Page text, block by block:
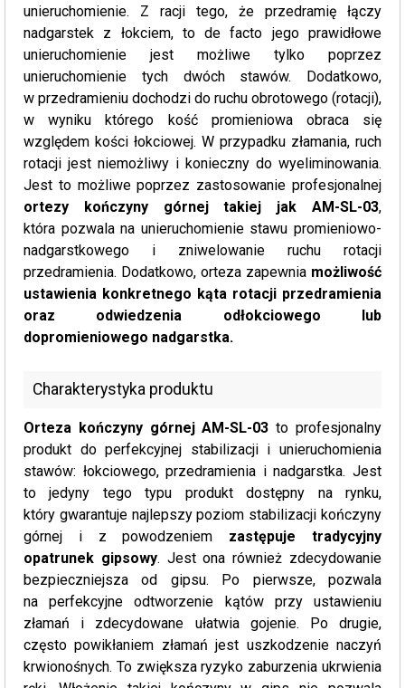
unieruchomienie. Z racji tego, że przedramię łączy
nadgarstek z łokciem, to de facto jego prawidłowe
unieruchomienie jest możliwe tylko poprzez
unieruchomienie tych dwóch stawów. Dodatkowo,
w przedramieniu dochodzi do ruchu obrotowego (rotacji),
w wyniku którego kość promieniowa obraca się
względem kości łokciowej. W przypadku złamania, ruch
rotacji jest niemożliwy i konieczny do wyeliminowania.
Jest to możliwe poprzez zastosowanie profesjonalnej
ortezy kończyny górnej takiej jak AM-SL-03,
która pozwala na unieruchomienie stawu promieniowo-
nadgarstkowego i zniwelowanie ruchu rotacji
przedramienia. Dodatkowo, orteza zapewnia możliwość
ustawienia konkretnego kąta rotacji przedramienia
oraz odwiedzenia odłokciowego lub
dopromieniowego nadgarstka.
Charakterystyka produktu
Orteza kończyny górnej AM-SL-03 to profesjonalny
produkt do perfekcyjnej stabilizacji i unieruchomienia
stawów: łokciowego, przedramienia i nadgarstka. Jest
to jedyny tego typu produkt dostępny na rynku,
który gwarantuje najlepszy poziom stabilizacji kończyny
górnej i z powodzeniem zastępuje tradycyjny
opatrunek gipsowy. Jest ona również zdecydowanie
bezpieczniejsza od gipsu. Po pierwsze, pozwala
na perfekcyjne odtworzenie kątów przy ustawieniu
złamań i zdecydowane ułatwia gojenie. Po drugie,
często powikłaniem złamań jest uszkodzenie naczyń
krwionośnych. To zwiększa ryzyko zaburzenia ukrwienia